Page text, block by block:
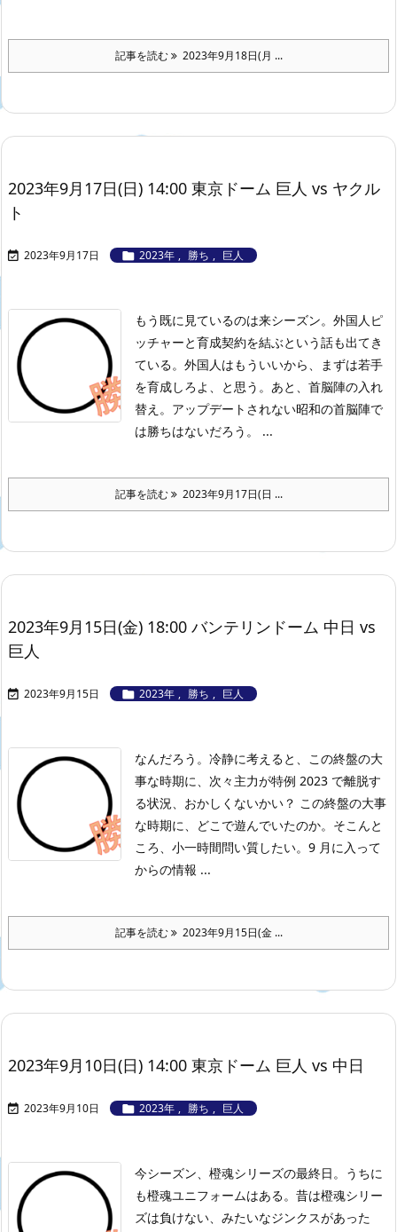
記事を読む 2023年9月18日(月 ...
2023年9月17日(日) 14:00 東京ドーム 巨人 vs ヤクル
ト
 2023年9月17日  2023年 , 勝ち , 巨人
もう既に見ているのは来シーズン。外国人ピ
ッチャーと育成契約を結ぶという話も出てき
ている。外国人はもういいから、まずは若手
を育成しろよ、と思う。あと、首脳陣の入れ
替え。アップデートされない昭和の首脳陣で
は勝ちはないだろう。
...
記事を読む 2023年9月17日(日 ...
2023年9月15日(金) 18:00 バンテリンドーム 中日 vs
巨人
 2023年9月15日  2023年 , 勝ち , 巨人
なんだろう。冷静に考えると、この終盤の大
事な時期に、次々主力が特例 2023 で離脱す
る状況、おかしくないかい？ この終盤の大事
な時期に、どこで遊んでいたのか。そこんと
ころ、小一時間問い質したい。 9 月に入って
からの情報 ...
記事を読む 2023年9月15日(金 ...
2023年9月10日(日) 14:00 東京ドーム 巨人 vs 中日
 2023年9月10日  2023年 , 勝ち , 巨人
今シーズン、橙魂シリーズの最終日。うちに
も橙魂ユニフォームはある。昔は橙魂シリー
ズは負けない、みたいなジンクスがあった